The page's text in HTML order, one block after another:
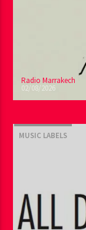
Radio Marrakech
02/08/2026
MUSIC LABELS